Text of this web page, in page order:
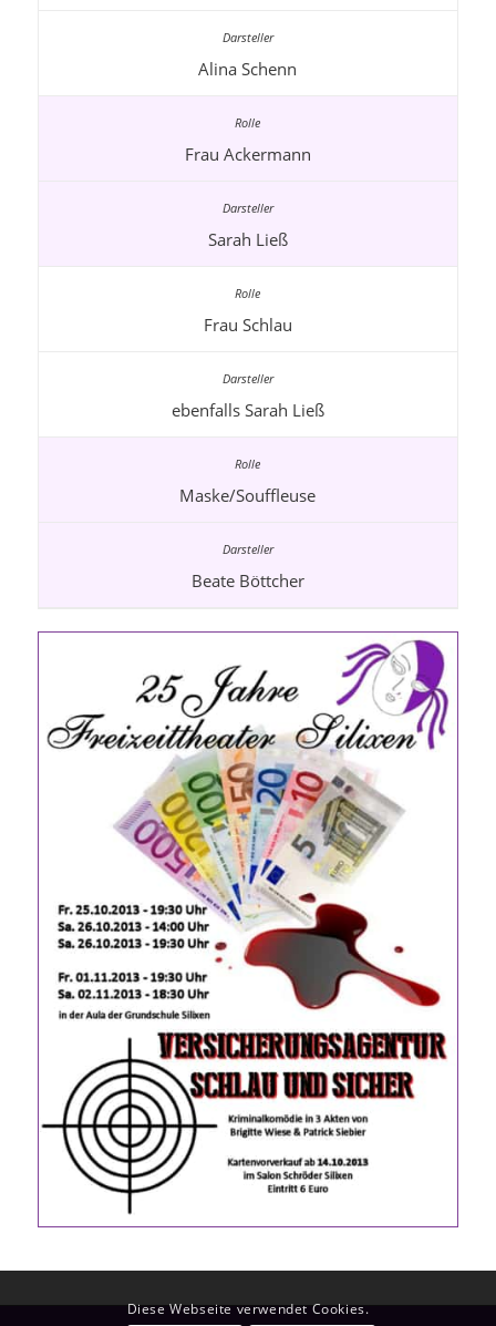
Alina Schenn
Frau Ackermann
Sarah Ließ
Frau Schlau
ebenfalls Sarah Ließ
Maske/Souffleuse
Beate Böttcher
Diese Webseite verwendet Cookies.